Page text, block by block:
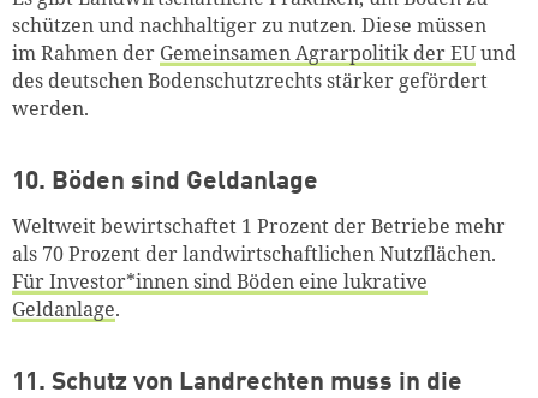
schützen und nachhaltiger zu nutzen. Diese müssen
im Rahmen der Gemeinsamen Agrarpolitik der EUund
des deutschen Bodenschutzrechts stärker gefördert
werden.
10. Böden sind Geldanlage
Weltweit bewirtschaftet 1 Prozent der Betriebe mehr
als 70 Prozent der landwirtschaftlichen Nutzflächen.
Für Investor*innen sind Böden eine lukrative
Geldanlage.
11. Schutz von Landrechten muss in die